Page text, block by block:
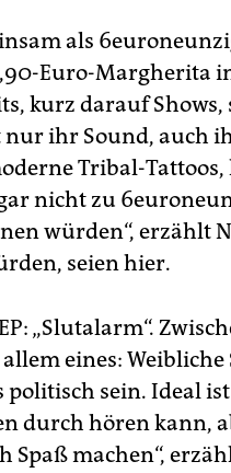
als
Euro-Margherita
kurz darauf
nur ihr Sound, auch
Tribal-Tattoos,
nicht zu
würden“, erzählt
seien hier.
„Slutalarm“.
eines:
politisch sein. Ideal
durch hören kann,
machen“,